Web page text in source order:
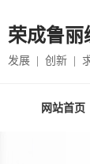
荣成鲁丽
发展 | 创新 |
网站首页